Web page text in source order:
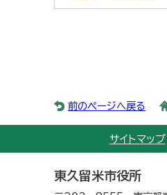
前のページへ戻る
サイトマップ
東久留米市役所